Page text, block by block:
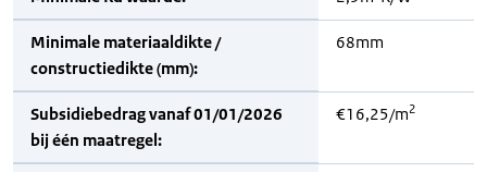
Minimale materiaaldikte /
constructiedikte (mm):
68mm
Subsidiebedrag vanaf 01/01/2026
bij één maatregel:
€16,25/m2